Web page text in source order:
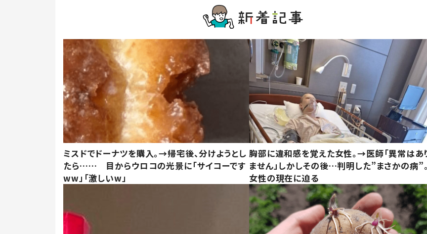
ミスドでドーナツを購入。→帰宅後、分けようとし
たら…… 目からウロコの光景に「サイコーです
ww」「激しいw」
胸部に違和感を覚えた女性。→医師「異常はあ
ません」しかしその後…判明した”まさかの病”。
女性の現在に迫る